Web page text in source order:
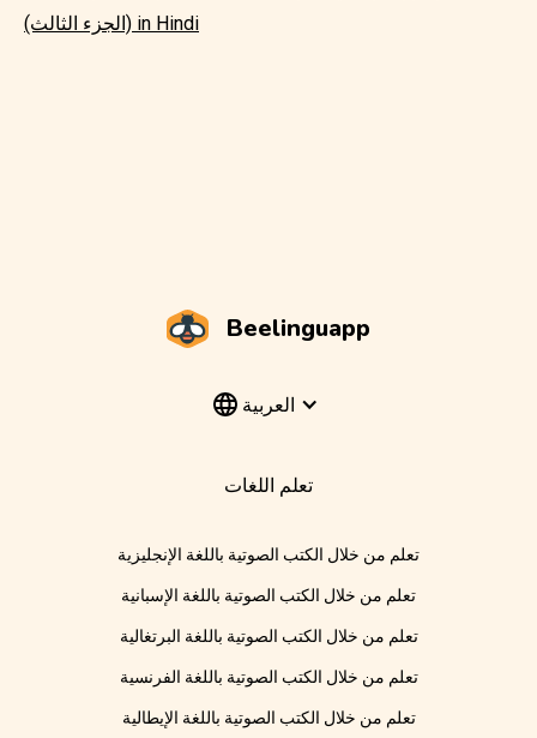
(الجزء الثالث) in Hindi
Beelinguapp
العربية
تعلم اللغات
تعلم من خلال الكتب الصوتية باللغة الإنجليزية
تعلم من خلال الكتب الصوتية باللغة الإسبانية
تعلم من خلال الكتب الصوتية باللغة البرتغالية
تعلم من خلال الكتب الصوتية باللغة الفرنسية
تعلم من خلال الكتب الصوتية باللغة الإيطالية